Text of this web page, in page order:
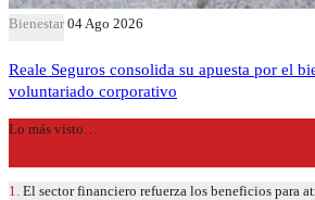
Bienestar 04 Ago 2026
Reale Seguros consolida su apuesta por el
voluntariado corporativo
Lo más visto…
1. El sector financiero refuerza los beneficios para